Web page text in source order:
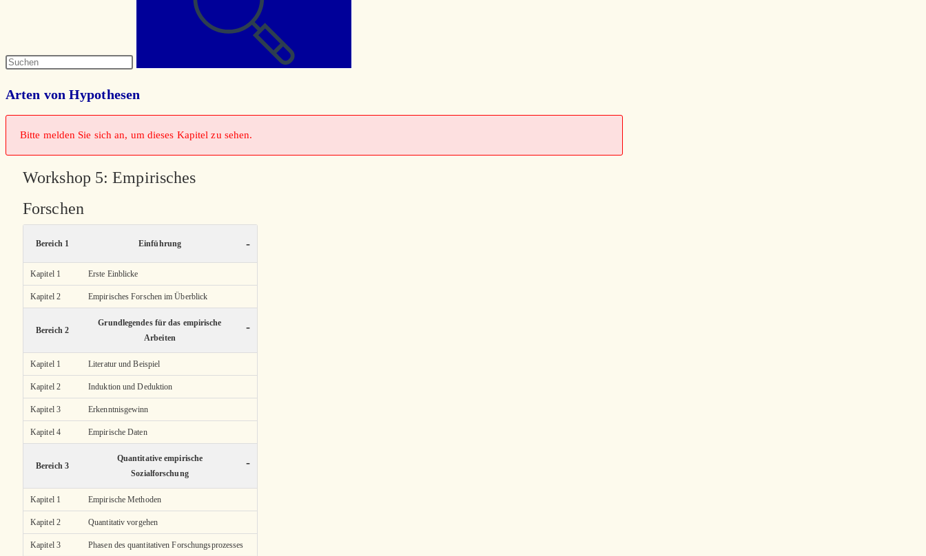
Arten von Hypothesen
Bitte melden Sie sich an, um dieses Kapitel zu sehen.
Workshop 5: Empirisches
Forschen
Bereich 1 Einführung -
Kapitel 1 Erste Einblicke
Kapitel 2 Empirisches Forschen im Überblick
Bereich 2
Grundlegendes für das empirische
Arbeiten
-
Kapitel 1 Literatur und Beispiel
Kapitel 2 Induktion und Deduktion
Kapitel 3 Erkenntnisgewinn
Kapitel 4 Empirische Daten
Bereich 3
Quantitative empirische
Sozialforschung
-
Kapitel 1 Empirische Methoden
Kapitel 2 Quantitativ vorgehen
Kapitel 3 Phasen des quantitativen Forschungsprozesses